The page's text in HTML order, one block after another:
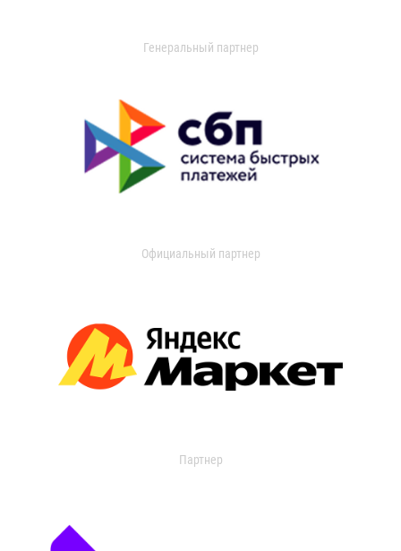
Генеральный партнер
Официальный партнер
Партнер